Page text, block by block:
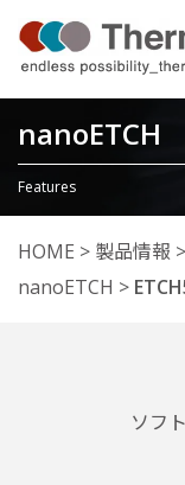
nanoETCH
Features
HOME > 製品情報 >
nanoETCH >
ソフ